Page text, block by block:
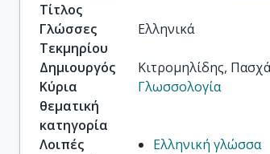
Τίτλος
Γλώσσες
Τεκμηρίου
Ελληνικά
Δημιουργός
Κιτρομηλίδης,
Κύρια
θεματική
κατηγορία
Γλωσσολογία
Λοιπές
Ελληνική γλώσσα